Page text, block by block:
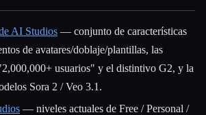
AI Studios — conjunto de características
de avatares/doblaje/plantillas, las
usuarios" y el distintivo G2, y la
Sora 2 / Veo 3.1.
— niveles actuales de Free / Personal /